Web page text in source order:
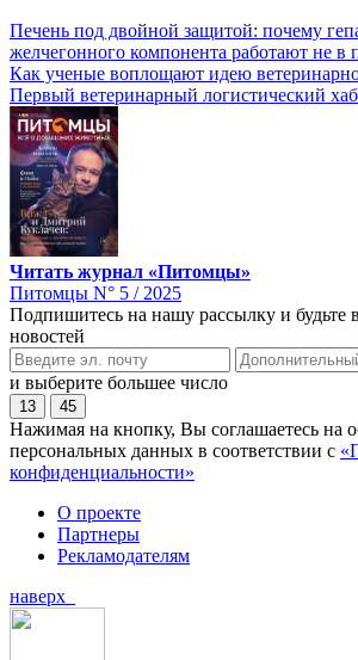
Печень под двойной защитой: почему
желчегонного компонента работают не в
Как ученые воплощают идею
Первый ветеринарный логистический
Читать журнал «Питомцы»
Питомцы N° 5 / 2025
Подпишитесь на нашу рассылку и будьте
новостей
и выберите большее число
13 45
Нажимая на кнопку, Вы соглашаетесь на
персональных данных в соответствии с
конфиденциальности»
О проекте
Партнеры
Рекламодателям
наверх